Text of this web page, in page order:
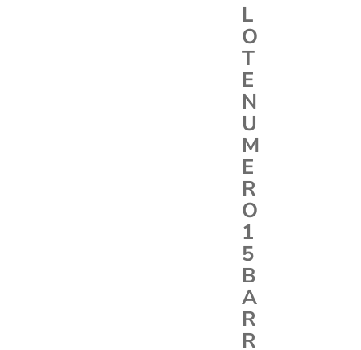
L
O
T
E
N
U
M
E
R
O
1
5
B
A
R
R